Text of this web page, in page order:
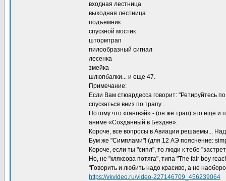
входная лестница
выходная лестница
подъемник
спускной мостик
штормтрап
пилообразный сигнал
лесенка
змейка
шлюпбалки... и еще 47.
Примечание:
Если Вам стюардесса говорит: "Ретируйтесь
спускаться вниз по трапу...
Потому что «гангвэй» - (он же трап) это еще и
аниме «Созданный в Бездне».
Короче, все вопросы в Авиации решаемы...
Бум же "Симплами"! (для 12 АЭ пояснение:
Короче, если ты "сипл", то люди к тебе
Но, не "кляксова потяга", типа "The fair boy
"Говорить и любить надо красиво, а не
https://vkvideo.ru/video-227146709_456239064